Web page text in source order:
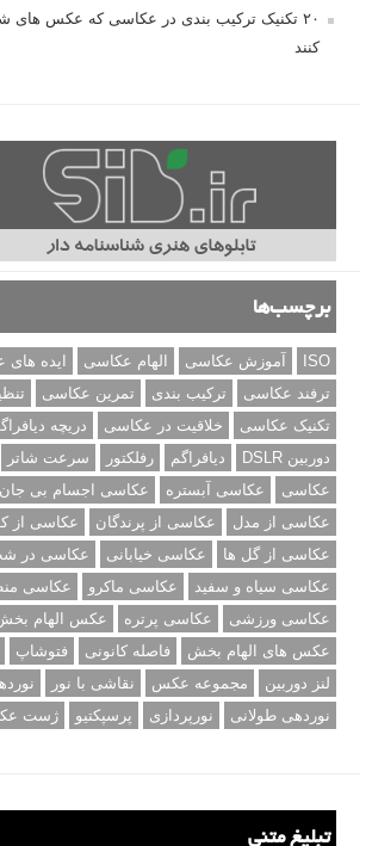
۲۰ تکنیک ترکیب بندی در عکاسی که عکس های
کنند
برچسب‌ها
ISO آموزش عکاسی الهام عکاسی ایده
ترفند عکاسی
ترکیب بندی تمرین عکاسی
تکنیک عکاسی
خلاقیت در عکاسی
دریچه
دوربین DSLR
دیافراگم رفلکتور سرعت شاتر
عکاسی
عکاسی آبستره
عکاسی اجسام بی جان
عکاسی از مدل
عکاسی از پرندگان
عکاسی از
عکاسی از گل ها
عکاسی خیابانی
عکاسی در
عکاسی سیاه و سفید
عکاسی ماکرو
عکاسی
عکاسی ورزشی
عکاسی پرتره
عکس الهام
عکس های الهام بخش
فاصله کانونی فتوشاپ
لنز دوربین
مجموعه عکس نقاشی با نور
نوردهی طولانی
نورپردازی پرسپکتیو ژست
تبلیغ متنی